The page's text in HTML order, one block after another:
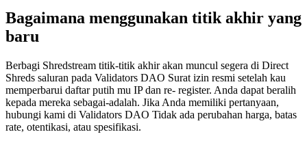
Bagaimana menggunakan titik akhir yang
baru
Berbagi Shredstream titik-titik akhir akan muncul segera di Direct
Shreds saluran pada Validators DAO Surat izin resmi setelah kau
memperbarui daftar putih mu IP dan re- register. Anda dapat beralih
kepada mereka sebagai-adalah. Jika Anda memiliki pertanyaan,
hubungi kami di Validators DAO Tidak ada perubahan harga, batas
rate, otentikasi, atau spesifikasi.